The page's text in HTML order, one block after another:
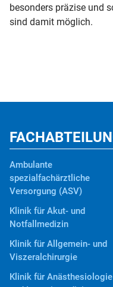
besonders präzise und
sind damit möglich.
Ambulante
spezialfachärztliche
Versorgung (ASV)
Klinik für Akut- und
Notfallmedizin
Klinik für Allgemein- und
Viszeralchirurgie
Klinik für Anästhesiologie